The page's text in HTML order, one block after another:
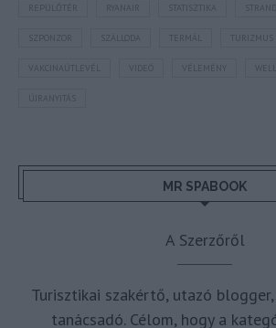
REPÜLŐTÉR STATISZTIKA STRAND
SZPONZOR SZÁLLODA TERMÁL TURIZMUS
VAKCINAÚTLEVÉL
ÚJRANYITÁS
MR SPABOOK
A Szerzőről
Turisztikai szakértő, utazó
tanácsadó. Célom, hogy a